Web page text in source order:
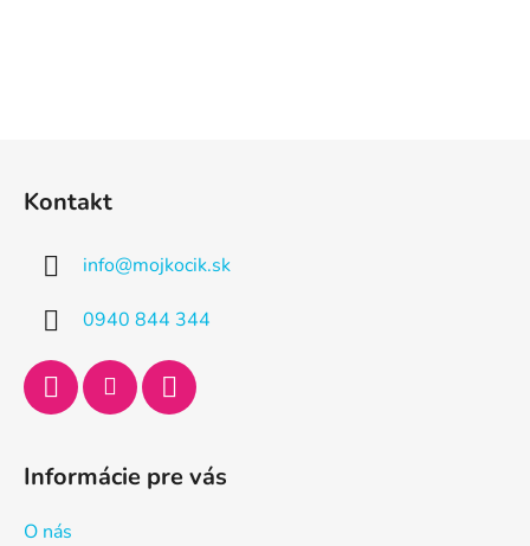
Kontakt
info@mojkocik.sk
0940 844 344
Informácie pre vás
O nás